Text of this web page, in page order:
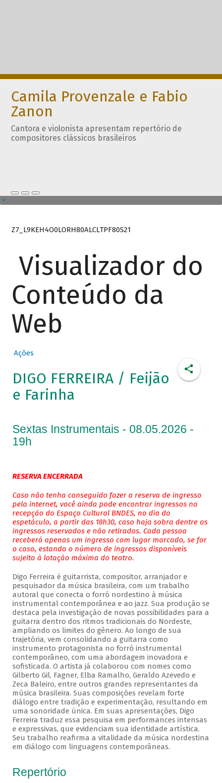
Camila Provenzale e Fabio
Zanon
Cantora e violonista apresentam repertório de
compositores clássicos brasileiros
Z7_L9KEH4O0LORH80ALCLTPF80S21
Visualizador do
Conteúdo da
Web
Ações
DIGO FERREIRA / Feijão
e Farinha
Sextas Instrumentais - 08.05.2026 -
19h
RESERVA ENCERRADA
Caso não tenha conseguido fazer a reserva de ingresso
pela internet, você ainda pode encontrar ingressos na
recepção do Espaço Cultural BNDES, no dia do
espetáculo, a partir das 18h30, caso haja sobra dentre os
ingressos reservados e não retirados. Cada pessoa
receberá apenas um ingresso com lugar marcado, se for
o caso, estando o número de ingressos disponíveis
sujeito à lotação máxima do teatro.
Digo Ferreira é guitarrista, compositor, arranjador e
pesquisador da música brasileira, com um trabalho
autoral que conecta o forró nordestino à música
instrumental contemporânea e ao jazz. Sua produção se
destaca pela investigação de novas possibilidades para a
guitarra dentro dos ritmos tradicionais do Nordeste,
ampliando os limites do gênero. Ao longo de sua
trajetória, vem consolidando a guitarra como
instrumento protagonista no forró instrumental
contemporâneo, com uma abordagem inovadora e
sofisticada. O artista já colaborou com nomes como
Gilberto Gil, Fagner, Elba Ramalho, Geraldo Azevedo e
Zeca Baleiro, entre outros grandes representantes da
música brasileira. Suas composições revelam forte
diálogo entre tradição e experimentação, resultando em
uma sonoridade única. Em suas apresentações, Digo
Ferreira traduz essa pesquisa em performances intensas
e expressivas, que evidenciam sua identidade artística.
Seu trabalho reafirma a vitalidade da música nordestina
em diálogo com linguagens contemporâneas.
Repertório